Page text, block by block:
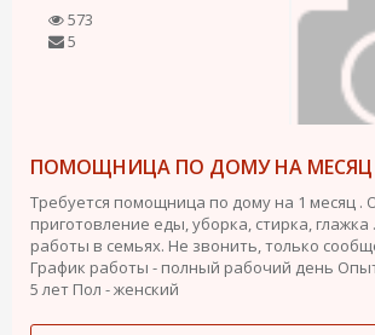
573
5
ПОМОЩНИЦА ПО ДОМУ НА МЕСЯЦ
Требуется помощница по дому на 1 месяц .
приготовление еды, уборка, стирка, глажка
работы в семьях. Не звонить, только
График работы - полный рабочий день
5 лет Пол - женский